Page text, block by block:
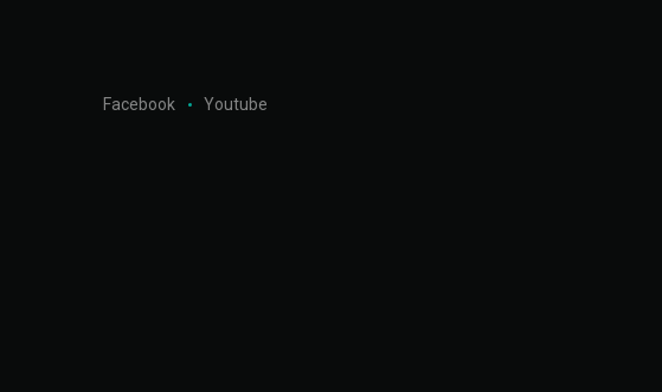
Facebook Youtube